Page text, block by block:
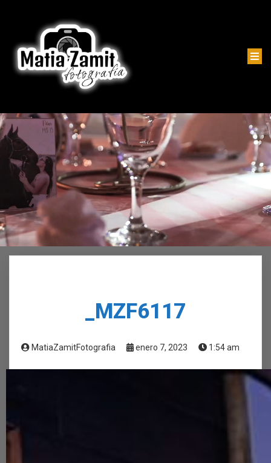
_MZF6117
MatiaZamitFotografia enero 7, 2023 1:54 am